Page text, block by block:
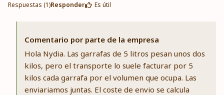
Respuestas (1)Responder Es útil
Comentario por parte de la empresa
Hola Nydia. Las garrafas de 5 litros pesan unos dos
kilos, pero el transporte lo suele facturar por 5
kilos cada garrafa por el volumen que ocupa. Las
enviariamos juntas. El coste de envio se calcula